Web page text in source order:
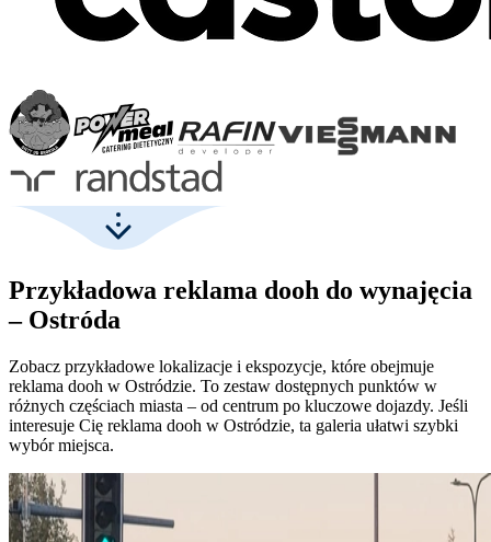
Przykładowa reklama dooh do wynajęcia
– Ostróda
Zobacz przykładowe lokalizacje i ekspozycje, które obejmuje
reklama dooh w Ostródzie. To zestaw dostępnych punktów w
różnych częściach miasta – od centrum po kluczowe dojazdy. Jeśli
interesuje Cię reklama dooh w Ostródzie, ta galeria ułatwi szybki
wybór miejsca.